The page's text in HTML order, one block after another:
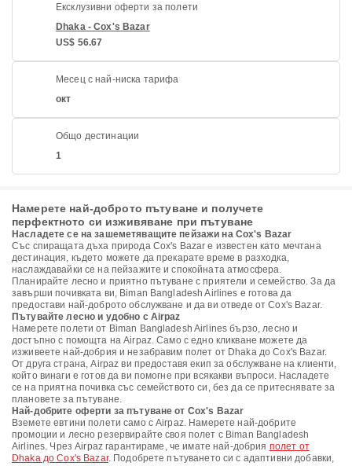
Ексклузивни оферти за полети
Dhaka - Cox's Bazar
US$ 56.67
Месец с най-ниска тарифа
окт
Общо дестинации
1
Намерете най-доброто пътуване и получете
перфектното си изживяване при пътуване
Насладете се на зашеметяващите пейзажи на Cox's Bazar
Със спиращата дъха природа Cox's Bazar е известен като мечтана
дестинация, където можете да прекарате време в разходка,
наслаждавайки се на пейзажите и спокойната атмосфера.
Планирайте лесно и приятно пътуване с приятели и семейство. За да
завърши почивката ви, Biman Bangladesh Airlines е готова да
предостави най-доброто обслужване и да ви отведе от Cox's Bazar.
Пътувайте лесно и удобно с Airpaz
Намерете полети от Biman Bangladesh Airlines бързо, лесно и
достъпно с помощта на Airpaz. Само с едно кликване можете да
изживеете най-добрия и незабравим полет от Dhaka до Cox's Bazar.
От друга страна, Airpaz ви предоставя екип за обслужване на клиенти,
който винаги е готов да ви помогне при всякакви въпроси. Насладете
се на приятна почивка със семейството си, без да се притеснявате за
плановете за пътуване.
Най-добрите оферти за пътуване от Cox's Bazar
Вземете евтини полети само с Airpaz. Намерете най-добрите
промоции и лесно резервирайте своя полет с Biman Bangladesh
Airlines. Чрез Airpaz гарантираме, че имате най-добрия полет от
Dhaka до Cox's Bazar. Подобрете пътуването си с адаптивни добавки,